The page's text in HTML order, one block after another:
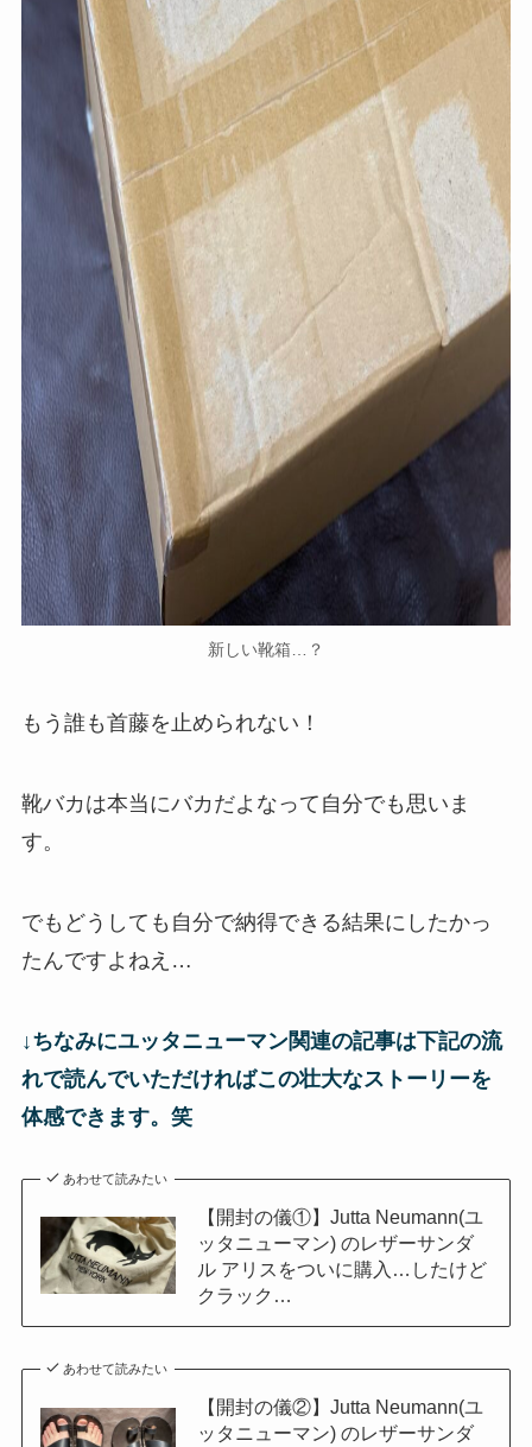
新しい靴箱…？
もう誰も首藤を止められない！
靴バカは本当にバカだよなって自分でも思いま
す。
でもどうしても自分で納得できる結果にしたかっ
たんですよねえ…
↓ちなみにユッタニューマン関連の記事は下記の流
れで読んでいただければこの壮大なストーリーを
体感できます。 笑
あわせて読みたい
【開封の儀①】Jutta Neumann(ユ
ッタニューマン) のレザーサンダ
ル アリスをついに購入…したけど
クラック…
あわせて読みたい
【開封の儀②】Jutta Neumann(ユ
ッタニューマン) のレザーサンダ